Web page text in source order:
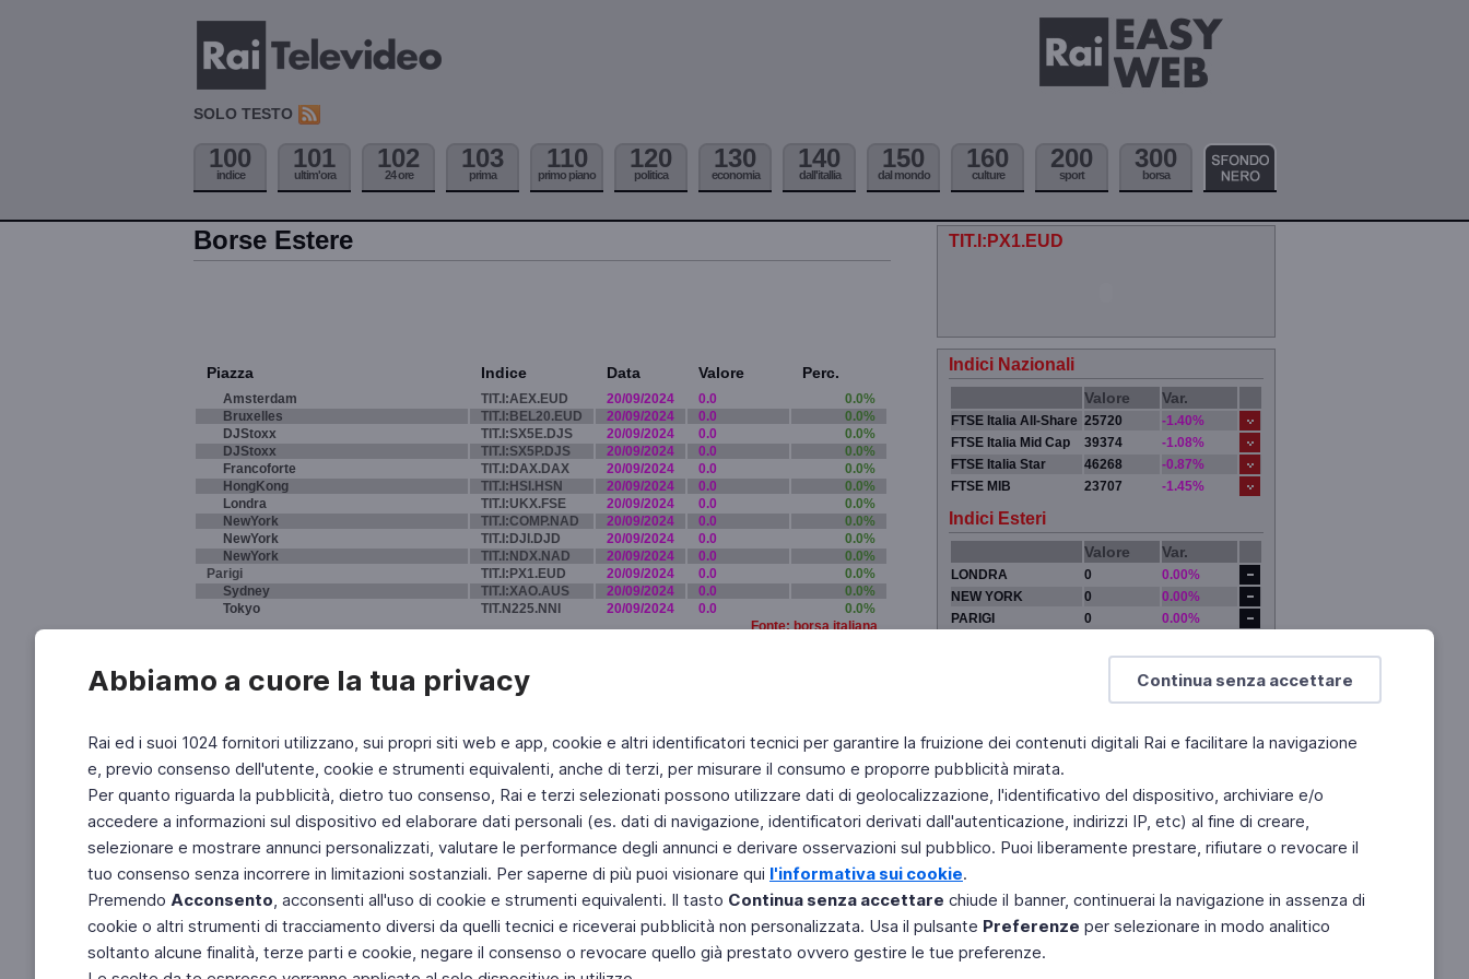
Continua senza accettare
Abbiamo a cuore la tua privacy
Rai ed i suoi 1024 fornitori utilizzano, sui propri siti web e app, cookie e altri identificatori tecnici per garantire la fruizione dei contenuti digitali Rai e facilitare la navigazione
e, previo consenso dell'utente, cookie e strumenti equivalenti, anche di terzi, per misurare il consumo e proporre pubblicità mirata.
Per quanto riguarda la pubblicità, dietro tuo consenso, Rai e terzi selezionati possono utilizzare dati di geolocalizzazione, l'identificativo del dispositivo, archiviare e/o
accedere a informazioni sul dispositivo ed elaborare dati personali (es. dati di navigazione, identificatori derivati dall'autenticazione, indirizzi IP, etc) al fine di creare,
selezionare e mostrare annunci personalizzati, valutare le performance degli annunci e derivare osservazioni sul pubblico. Puoi liberamente prestare, rifiutare o revocare il
tuo consenso senza incorrere in limitazioni sostanziali. Per saperne di più puoi visionare qui l'informativa sui cookie.
Premendo Acconsento, acconsenti all'uso di cookie e strumenti equivalenti. Il tasto Continua senza accettare chiude il banner, continuerai la navigazione in assenza di
cookie o altri strumenti di tracciamento diversi da quelli tecnici e riceverai pubblicità non personalizzata. Usa il pulsante Preferenze per selezionare in modo analitico
soltanto alcune finalità, terze parti e cookie, negare il consenso o revocare quello già prestato ovvero gestire le tue preferenze.
SOLO TESTO
100
indice
101
ultim'ora
102
24 ore
103
prima
110
primo piano
120
politica
130
economia
140
dall'itallia
150
dal mondo
160
culture
200
sport
300
borsa
Borse Estere
Piazza Indice Data Valore Perc.
Amsterdam TIT.I:AEX.EUD 20/09/2024 0.0
0.0%
Bruxelles
TIT.I:BEL20.EUD 20/09/2024 0.0
0.0%
DJStoxx
TIT.I:SX5E.DJS 20/09/2024 0.0
0.0%
DJStoxx
TIT.I:SX5P.DJS 20/09/2024 0.0
0.0%
Francoforte
TIT.I:DAX.DAX 20/09/2024 0.0
0.0%
HongKong
TIT.I:HSI.HSN 20/09/2024 0.0
0.0%
Londra
TIT.I:UKX.FSE 20/09/2024 0.0
0.0%
NewYork
TIT.I:COMP.NAD 20/09/2024 0.0
0.0%
NewYork
TIT.I:DJI.DJD 20/09/2024 0.0
0.0%
NewYork
TIT.I:NDX.NAD 20/09/2024 0.0
0.0%
Parigi
TIT.I:PX1.EUD 20/09/2024 0.0
0.0%
Sydney
TIT.I:XAO.AUS 20/09/2024 0.0
0.0%
Tokyo
TIT.N225.NNI 20/09/2024 0.0
0.0%
Fonte: borsa italiana
TIT.I:PX1.EUD
Indici Nazionali
Valore Var.
FTSE Italia All-Share 25720
-1.40%
FTSE Italia Mid Cap
39374
-1.08%
FTSE Italia Star
46268
-0.87%
FTSE MIB
23707 -1.45%
Indici Esteri
Valore Var.
LONDRA 0
0.00%
NEW YORK
0
0.00%
PARIGI
0
0.00%
Fai di Televideo la tua Home Page Chi Siamo
Copyright © 2011 Rai - Tutti i diritti riservati
Engineered by RAI - Reti e Piattaforme